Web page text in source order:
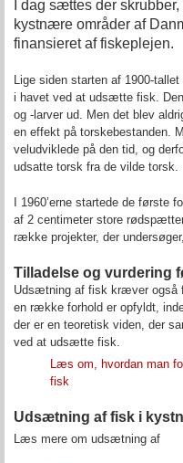
I dag sættes der
kystnære områder af
finansieret af fiskeplejen.
Lige siden starten af 1900-
i havet ved at udsætte fisk.
og -larver ud. Men det blev
en effekt på torskebestanden.
veludviklede på den tid, og
udsatte torsk fra de vilde torsk.
I 1960’erne startede de
af 2 centimeter store
række projekter, der
Tilladelse og vurdering
Udsætning af fisk kræver også
en række forhold er opfyldt,
der er en teoretisk viden, der
ved at udsætte fisk.
Læs om, hvordan man
fisk
Udsætning af fisk i
Læs mere om udsætning af